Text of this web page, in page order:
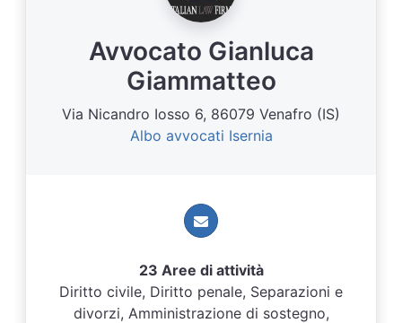
Avvocato Gianluca
Giammatteo
Via Nicandro Iosso 6, 86079 Venafro (IS)
Albo avvocati Isernia
23 Aree di attività
Diritto civile, Diritto penale, Separazioni e
divorzi, Amministrazione di sostegno,